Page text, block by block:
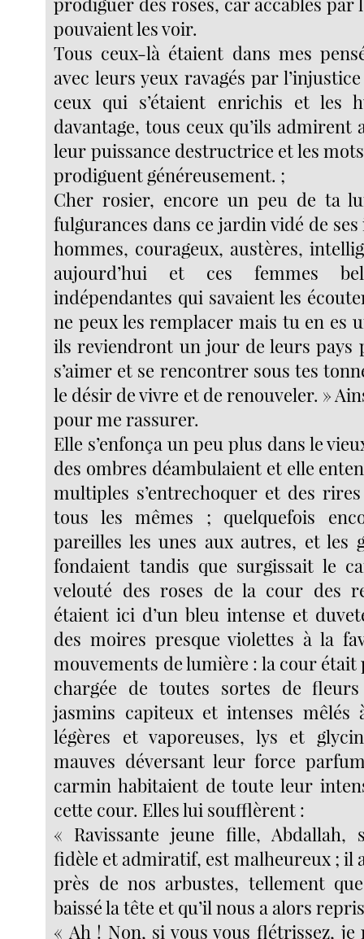
pouvaient les voir.
Tous ceux-là étaient dans mes
avec leurs yeux ravagés par
ceux qui s’étaient enrichis et les
davantage, tous ceux qu’ils admirent
leur puissance destructrice et les
prodiguent généreusement. ;
Cher rosier, encore un peu de ta
fulgurances dans ce jardin vidé de
hommes, courageux, austères,
aujourd’hui et ces femmes
indépendantes qui savaient les
ne peux les remplacer mais tu en es
ils reviendront un jour de leurs pays
s’aimer et se rencontrer sous tes
le désir de vivre et de renouveler. »
pour me rassurer.
Elle s’enfonça un peu plus dans le
des ombres déambulaient et elle
multiples s’entrechoquer et des
tous les mêmes ; quelquefois
pareilles les unes aux autres, et les
fondaient tandis que surgissait le
velouté des roses de la cour des
étaient ici d’un bleu intense et
des moires presque violettes à la
mouvements de lumière : la cour
chargée de toutes sortes de
jasmins capiteux et intenses mêlés
légères et vaporeuses, lys et
mauves déversant leur force
carmin habitaient de toute leur
cette cour. Elles lui soufflèrent :
« Ravissante jeune fille, Abdallah,
fidèle et admiratif, est malheureux ; il
près de nos arbustes, tellement
baissé la tête et qu’il nous a alors
« Ah ! Non, si vous vous flétrissez,